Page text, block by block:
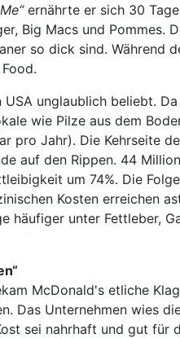
ernährte er sich 30
Big Macs und
so dick sind. Während
USA unglaublich beliebt.
wie Pilze aus dem
pro Jahr). Die Kehrseite
auf den Rippen. 44
um 74%. Die
Kosten erreichen
häufiger unter Fettleber,
McDonald's etliche
Das Unternehmen wies
sei nahrhaft und gut